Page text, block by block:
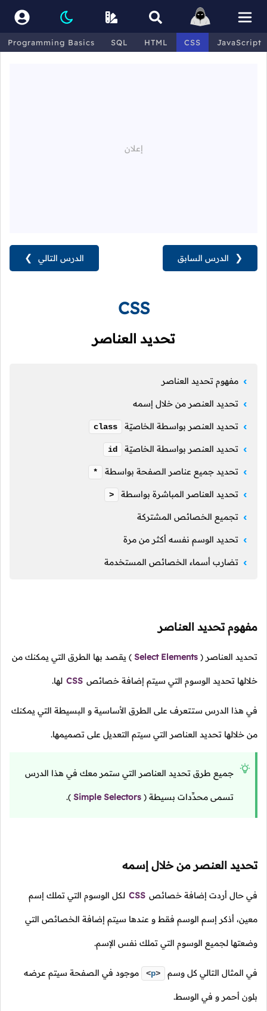
Programming Basics SQL HTML CSS JavaScript
الدرس التالي ❯ ❮ الدرس السابق
CSS
تحديد العناصر
مفهوم تحديد العناصر
تحديد العنصر من خلال إسمه
تحديد العنصر بواسطة الخاصيّة class
تحديد العنصر بواسطة الخاصيّة id
تحديد جميع عناصر الصفحة بواسطة *
تحديد العناصر المباشرة بواسطة >
تجميع الخصائص المشتركة
تحديد الوسم نفسه أكثر من مرة
تضارب أسماء الخصائص المستخدمة
مفهوم تحديد العناصر
تحديد العناصر (
Select Elements
) يقصد بها الطرق التي يمكنك من
خلالها تحديد الوسوم التي سيتم إضافة خصائص CSS لها.
في هذا الدرس ستتعرف على الطرق الأساسية و البسيطة التي يمكنك
من خلالها تحديد العناصر التي سيتم التعديل على تصميمها.
جميع طرق تحديد العناصر التي ستمر معك في هذا الدرس
تسمى محدِّدات بسيطة (
Simple Selectors
).
تحديد العنصر من خلال إسمه
في حال أردت إضافة خصائص CSS لكل الوسوم التي تملك إسم
معين، أذكر إسم الوسم فقط و عندها سيتم إضافة الخصائص التي
وضعتها لجميع الوسوم التي تملك نفس الإسم.
في المثال التالي كل وسم <p> موجود في الصفحة سيتم عرضه
بلون أحمر و في الوسط.